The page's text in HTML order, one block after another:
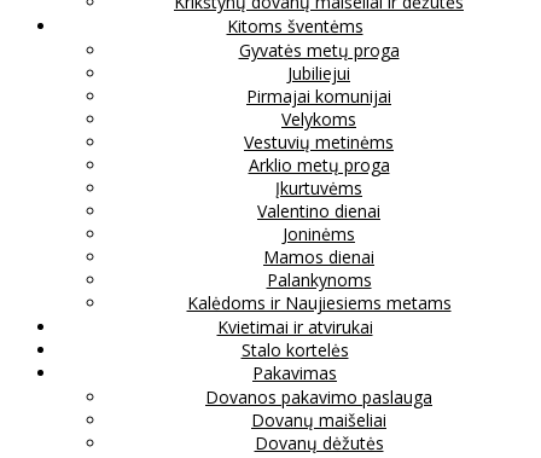
Kitoms šventėms
Gyvatės metų proga
Jubiliejui
Pirmajai komunijai
Velykoms
Vestuvių metinėms
Arklio metų proga
Įkurtuvėms
Valentino dienai
Joninėms
Mamos dienai
Palankynoms
Kalėdoms ir Naujiesiems metams
Kvietimai ir atvirukai
Stalo kortelės
Pakavimas
Dovanos pakavimo paslauga
Dovanų maišeliai
Dovanų dėžutės